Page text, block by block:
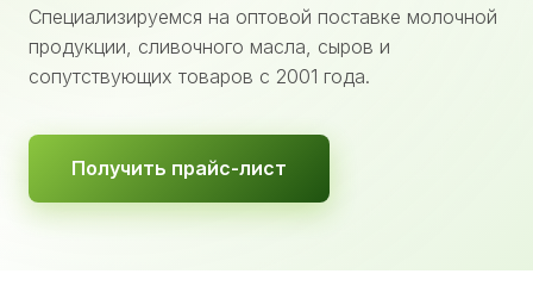
Специализируемся на оптовой поставке молочной
продукции, сливочного масла, сыров и
сопутствующих товаров с 2001 года.
Получить прайс-лист